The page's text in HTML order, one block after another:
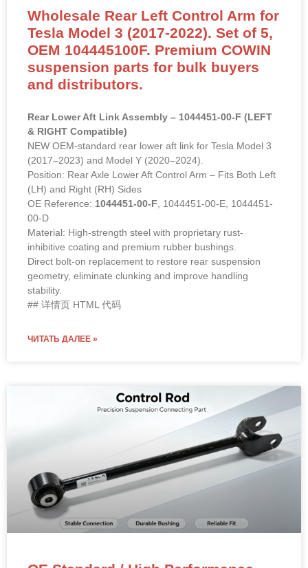
Wholesale Rear Left Control Arm for
Tesla Model 3 (2017-2022). Set of 5,
OEM 104445100F. Premium COWIN
suspension parts for bulk buyers
and distributors.
Rear Lower Aft Link Assembly – 1044451-00-F (LEFT
& RIGHT Compatible)
NEW OEM-standard rear lower aft link for Tesla Model 3
(2017–2023) and Model Y (2020–2024).
Position: Rear Axle Lower Aft Control Arm – Fits Both Left
(LH) and Right (RH) Sides
OE Reference: 1044451-00-F , 1044451-00-E, 1044451-
00-D
Material: High-strength steel with proprietary rust-
inhibitive coating and premium rubber bushings.
Direct bolt-on replacement to restore rear suspension
geometry, eliminate clunking and improve handling
stability.
## 详情页 HTML 代码
ЧИТАТЬ ДАЛЕЕ »